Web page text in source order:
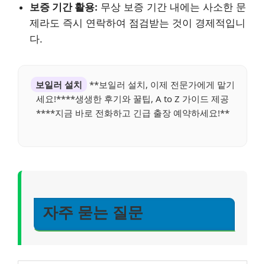
보증 기간 활용: 무상 보증 기간 내에는 사소한 문
제라도 즉시 연락하여 점검받는 것이 경제적입니
다.
보일러 설치
**보일러 설치, 이제 전문가에게 맡기
세요!****생생한 후기와 꿀팁, A to Z 가이드 제공
****지금 바로 전화하고 긴급 출장 예약하세요!**
자주 묻는 질문